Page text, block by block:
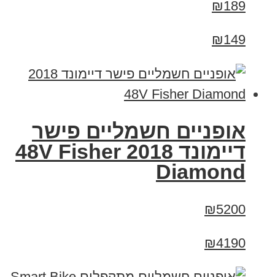
₪189
₪149
אופניים חשמליים פישר
דיימונד 2018 48V Fisher
Diamond
₪5200
₪4190